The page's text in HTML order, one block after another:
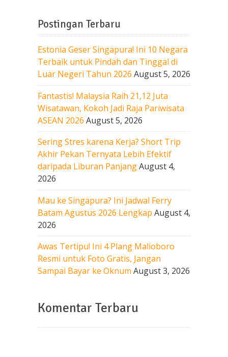
Postingan Terbaru
Estonia Geser Singapura! Ini 10 Negara
Terbaik untuk Pindah dan Tinggal di
Luar Negeri Tahun 2026 August 5, 2026
Fantastis! Malaysia Raih 21,12 Juta
Wisatawan, Kokoh Jadi Raja Pariwisata
ASEAN 2026 August 5, 2026
Sering Stres karena Kerja? Short Trip
Akhir Pekan Ternyata Lebih Efektif
daripada Liburan PanjangAugust 4,
2026
Mau ke Singapura? Ini Jadwal Ferry
Batam Agustus 2026 Lengkap August 4,
2026
Awas Tertipu! Ini 4 Plang Malioboro
Resmi untuk Foto Gratis, Jangan
Sampai Bayar ke Oknum August 3, 2026
Komentar Terbaru